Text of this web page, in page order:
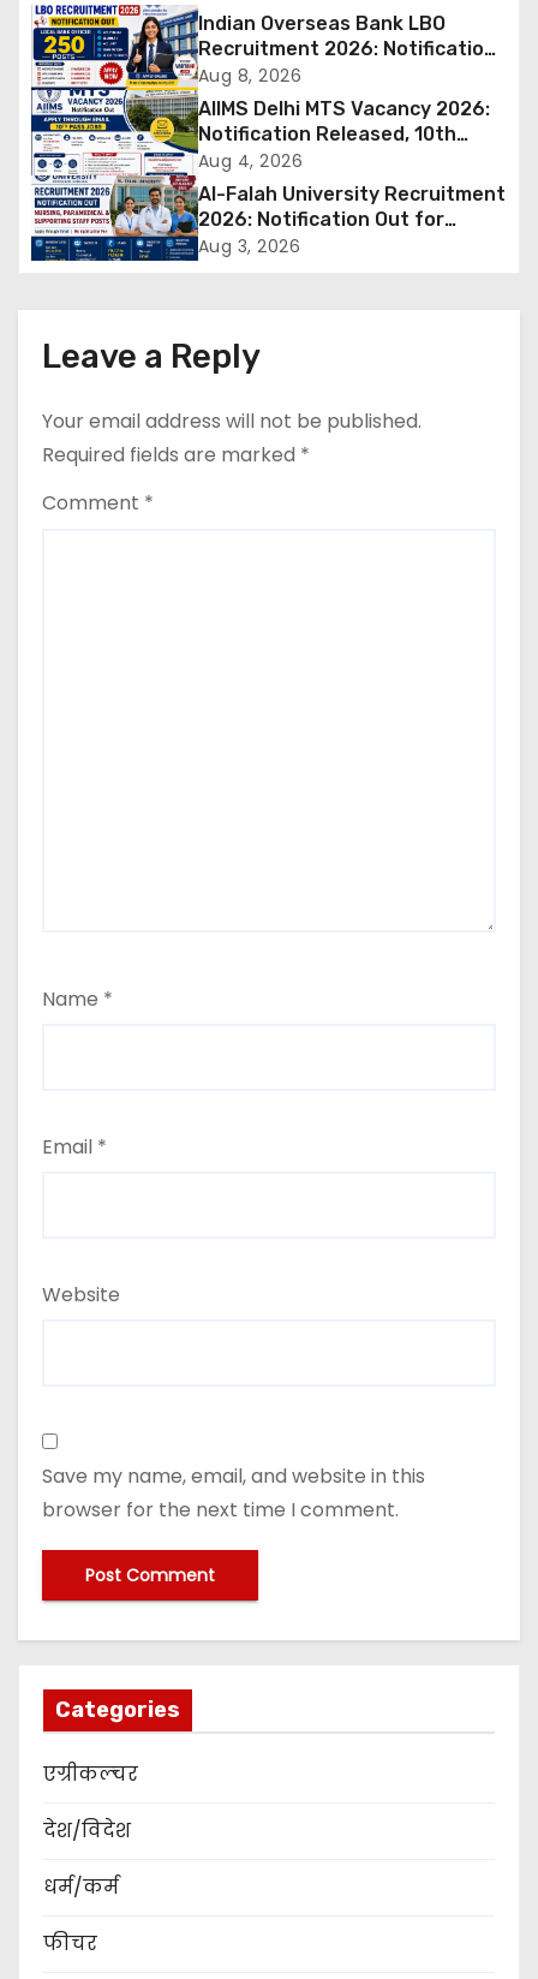
n
a
v
i
g
o
Indian Overseas Bank LBO
Recruitment 2026: Notification
Out for 250 Posts, Apply Online
Aug 8, 2026
AIIMS Delhi MTS Vacancy 2026:
Notification Released, 10th
Pass Candidates Can Apply
Through Email
Aug 4, 2026
Al-Falah University Recruitment
2026: Notification Out for
Nursing, Paramedical &
Aug 3, 2026
Leave a Reply
Your email address will not be published.
Required fields are marked *
Comment *
Name *
Email *
Website
Save my name, email, and website in this
browser for the next time I comment.
Categories
एग्रीकल्चर
देश/विदेश
धर्म/कर्म
फीचर